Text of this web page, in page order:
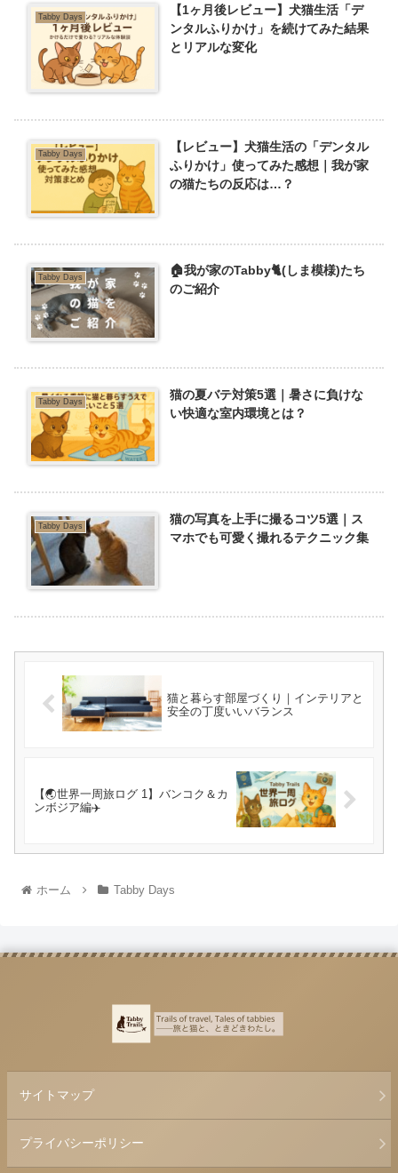
Tabby Days
【1ヶ月後レビュー】犬猫生活「デ
ンタルふりかけ」を続けてみた結果
とリアルな変化
Tabby Days
【レビュー】犬猫生活の「デンタル
ふりかけ」使ってみた感想｜我が家
の猫たちの反応は…？
Tabby Days
🏠我が家のTabby🐈(しま模様)たち
のご紹介
Tabby Days
猫の夏バテ対策5選｜暑さに負けな
い快適な室内環境とは？
Tabby Days
猫の写真を上手に撮るコツ5選｜ス
マホでも可愛く撮れるテクニック集
猫と暮らす部屋づくり｜インテリアと
安全の丁度いいバランス
【🌏世界一周旅ログ 1】バンコク＆カ
ンボジア編✈️
ホーム Tabby Days
サイトマップ
プライバシーポリシー